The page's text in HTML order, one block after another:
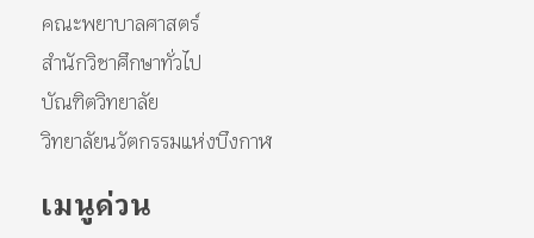
คณะพยาบาลศาสตร์
สำนักวิชาศึกษาทั่วไป
บัณฑิตวิทยาลัย
วิทยาลัยนวัตกรรมแห่งบึงกาฬ
เมนูด่วน